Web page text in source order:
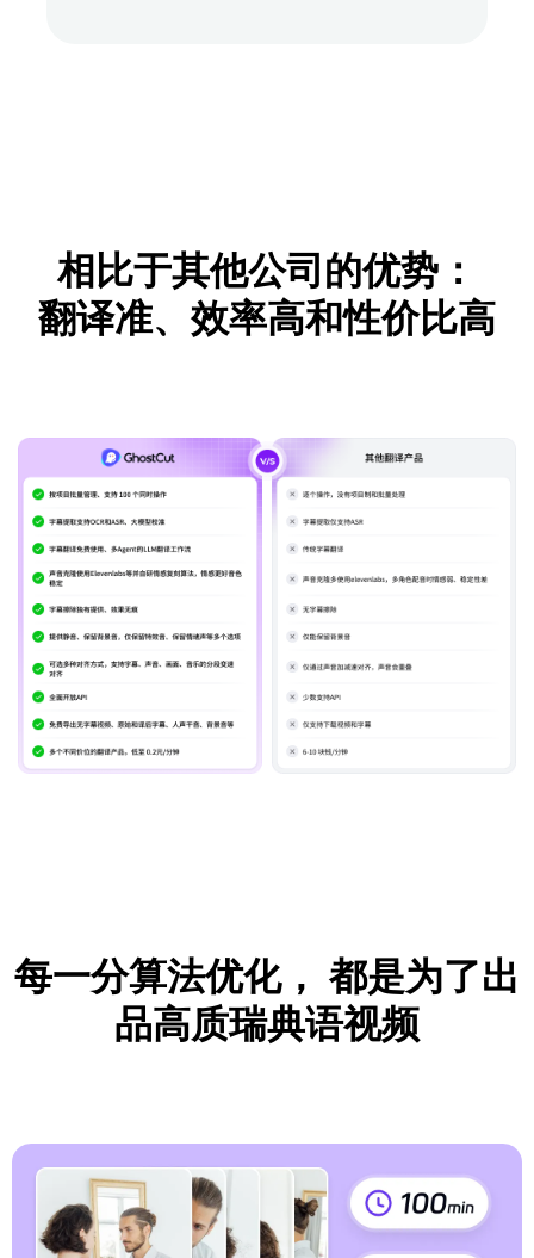
相比于其他公司的优势：
翻译准、效率高和性价比高
每一分算法优化， 都是为了出
品高质瑞典语视频